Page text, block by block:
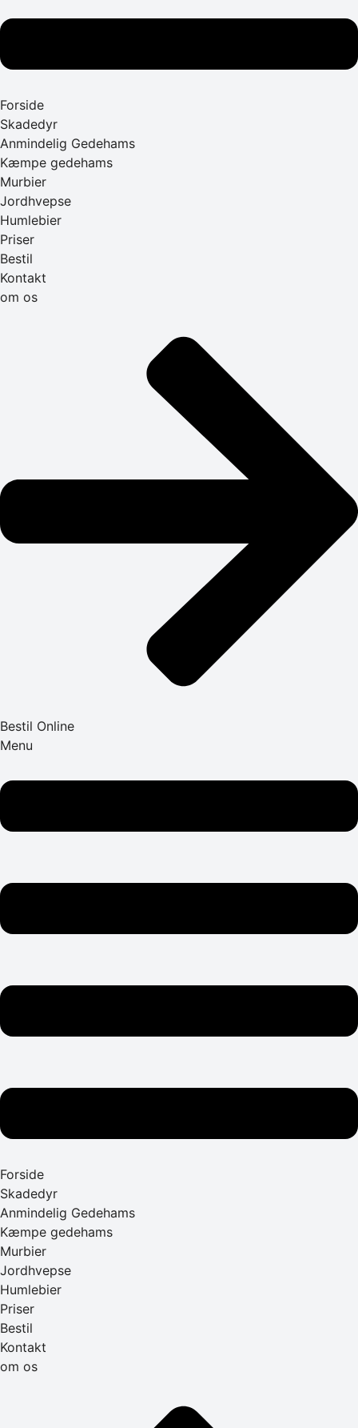
Forside
Skadedyr
Anmindelig Gedehams
Kæmpe gedehams
Murbier
Jordhvepse
Humlebier
Priser
Bestil
Kontakt
om os
Bestil Online
Menu
Forside
Skadedyr
Anmindelig Gedehams
Kæmpe gedehams
Murbier
Jordhvepse
Humlebier
Priser
Bestil
Kontakt
om os